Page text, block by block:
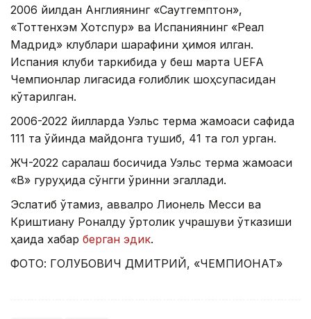
2006 йилдан Англиянинг «Саутгемптон»,
«Тоттенхэм Хотспур» ва Испаниянинг «Реал
Мадрид» клублари шарафини ҳимоя қилган.
Испания клуби таркибида у беш марта UEFA
Чемпионлар лигасида ғолиблик шоҳсупасидан
кўтарилган.
2006-2022 йилларда Уэльс терма жамоаси сафида
111 та ўйинда майдонга тушиб, 41 та гол урган.
ЖЧ-2022 саралаш босқичида Уэльс терма жамоаси
«B» гуруҳида сўнгги ўринни эгаллади.
Эслатиб ўтамиз, аввалроқ Лионель Месси ва
Криштиану Роналду ўртоқлик учрашуви ўтказиши
ҳақида хабар берган эдик.
ФОТО: ГОЛУБОВИЧ ДМИТРИЙ, «ЧЕМПИОНАТ»